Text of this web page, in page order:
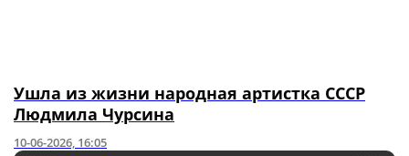
Ушла из жизни народная артистка СССР
Людмила Чурсина
10-06-2026, 16:05